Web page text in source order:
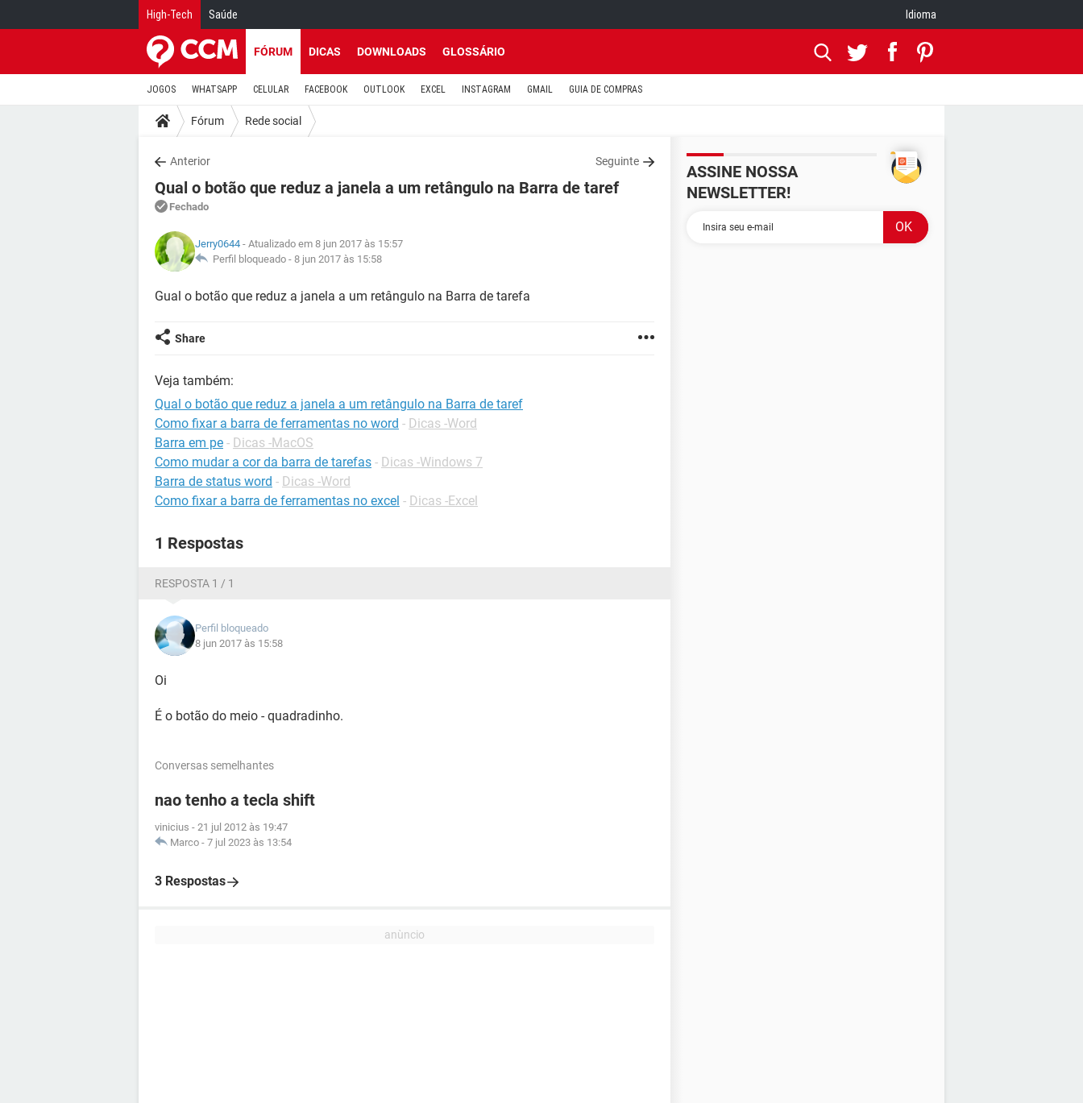
High-Tech Saúde Idioma
FÓRUM DICAS DOWNLOADS GLOSSÁRIO
JOGOS WHATSAPP CELULAR FACEBOOK OUTLOOK EXCEL INSTAGRAM GMAIL GUIA DE COMPRAS
Fórum Rede social
Anterior Seguinte
Qual o botão que reduz a janela a um retângulo na Barra de taref
Fechado
Jerry0644 - Atualizado em 8 jun 2017 às 15:57
Perfil bloqueado - 8 jun 2017 às 15:58
Gual o botão que reduz a janela a um retângulo na Barra de tarefa
Share
Veja também:
Qual o botão que reduz a janela a um retângulo na Barra de taref
Como fixar a barra de ferramentas no word - Dicas -Word
Barra em pe - Dicas -MacOS
Como mudar a cor da barra de tarefas - Dicas -Windows 7
Barra de status word - Dicas -Word
Como fixar a barra de ferramentas no excel - Dicas -Excel
1 Respostas
RESPOSTA 1 / 1
Perfil bloqueado
8 jun 2017 às 15:58
Oi
É o botão do meio - quadradinho.
Conversas semelhantes
nao tenho a tecla shift
vinicius - 21 jul 2012 às 19:47
Marco - 7 jul 2023 às 13:54
3 Respostas
ASSINE NOSSA
NEWSLETTER!